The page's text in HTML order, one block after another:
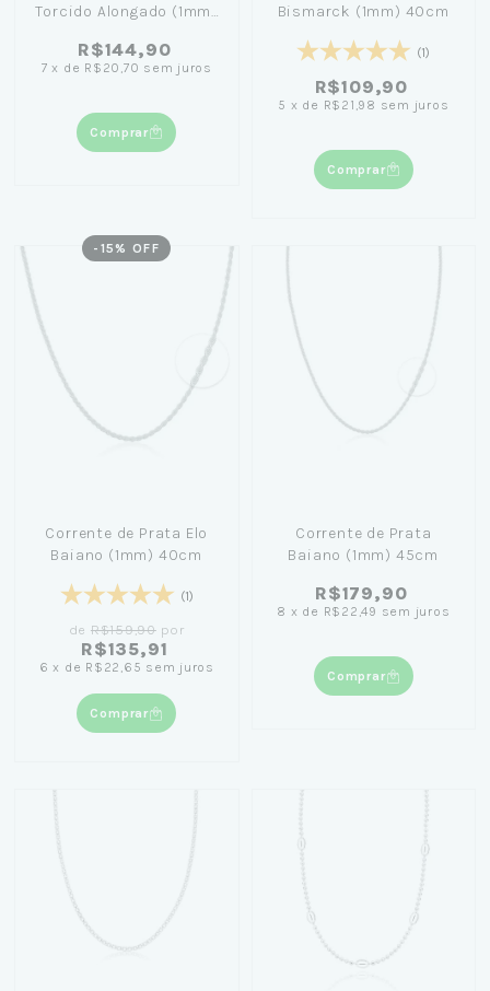
Torcido Alongado (1mm)
R$144,90
7 x de R$20,70 sem juros
Comprar
Bismarck (1mm) 40cm
(1)
R$109,90
5 x de R$21,98 sem juros
Comprar
- 15 % OFF
Corrente de Prata Elo
Baiano (1mm) 40cm
(1)
de R$159,90por
R$135,91
6 x de R$22,65 sem juros
Comprar
Corrente de Prata
Baiano (1mm) 45cm
R$179,90
8 x de R$22,49 sem juros
Comprar